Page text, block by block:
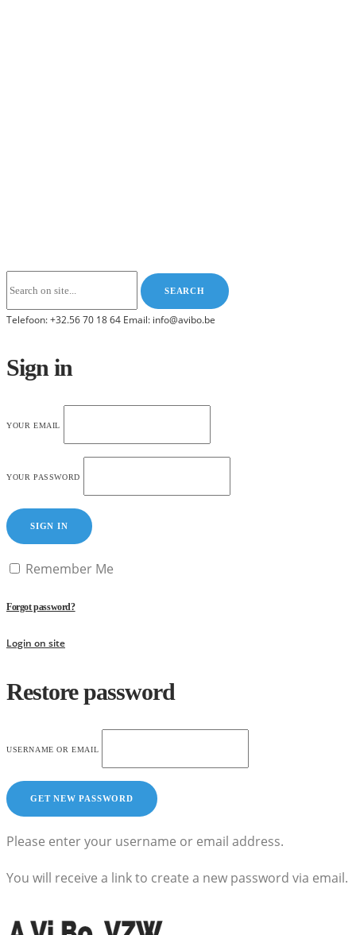
Telefoon: +32.56 70 18 64 Email: info@avibo.be
Sign in
YOUR EMAIL
YOUR PASSWORD
SIGN IN
Remember Me
Forgot password?
Login on site
Restore password
USERNAME OR EMAIL
Please enter your username or email address.
You will receive a link to create a new password via email.